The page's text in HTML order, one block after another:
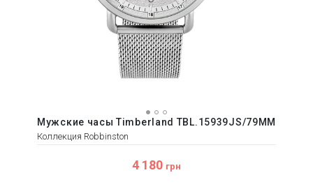
Мужские часы Timberland TBL.15939JS/79MM
Коллекция Robbinston
4 180 грн